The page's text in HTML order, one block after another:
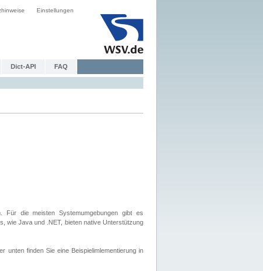
Einstellungen
Dict-API FAQ
Für die meisten Systemumgebungen gibt es
wie Java und .NET, bieten native Unterstützung
unten finden Sie eine Beispielimlementierung in